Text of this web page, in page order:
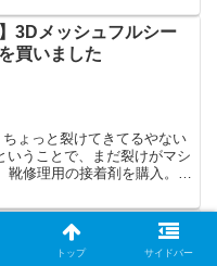
】3Dメッシュフルシー
買いました
ょっと裂けてきてるやない
いうことで、まだ裂けがマシ
修理用の接着剤を購入。
ィSの後輪に釘が刺さ
した…（パンク修理）
トップ サイドバー